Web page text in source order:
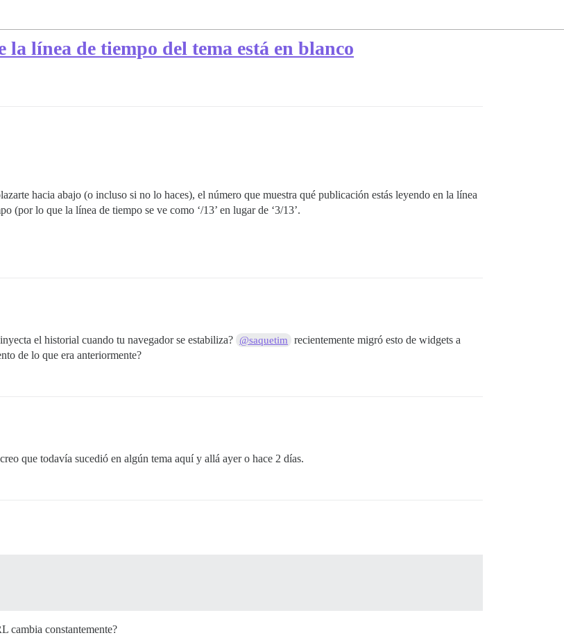
línea de tiempo del tema está en blanco
hacia abajo (o incluso si no lo haces), el número que muestra qué publicación estás leyendo en la línea
(por lo que la línea de tiempo se ve como ‘/13’ en lugar de ‘3/13’.
el historial cuando tu navegador se estabiliza? @saquetim
recientemente migró esto de widgets a
de lo que era anteriormente?
que todavía sucedió en algún tema aquí y allá ayer o hace 2 días.
cambia constantemente?